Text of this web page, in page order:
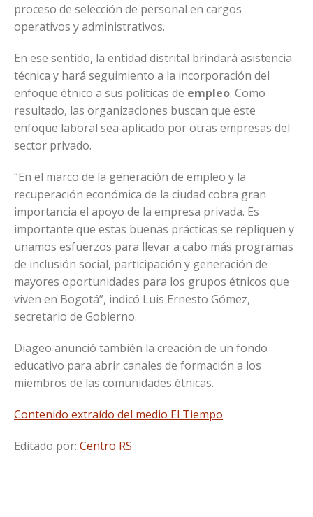
proceso de selección de personal en cargos
operativos y administrativos.
En ese sentido, la entidad distrital brindará asistencia
técnica y hará seguimiento a la incorporación del
enfoque étnico a sus políticas de empleo. Como
resultado, las organizaciones buscan que este
enfoque laboral sea aplicado por otras empresas del
sector privado.
“En el marco de la generación de empleo y la
recuperación económica de la ciudad cobra gran
importancia el apoyo de la empresa privada. Es
importante que estas buenas prácticas se repliquen y
unamos esfuerzos para llevar a cabo más programas
de inclusión social, participación y generación de
mayores oportunidades para los grupos étnicos que
viven en Bogotá”, indicó Luis Ernesto Gómez,
secretario de Gobierno.
Diageo anunció también la creación de un fondo
educativo para abrir canales de formación a los
miembros de las comunidades étnicas.
Contenido extraído del medio El Tiempo
Editado por: Centro RS